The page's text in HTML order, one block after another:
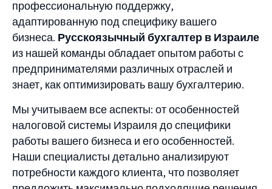
профессиональную поддержку,
адаптированную под специфику вашего
бизнеса. Русскоязычный бухгалтер в Израиле
из нашей команды обладает опытом работы с
предпринимателями различных отраслей и
знает, как оптимизировать вашу бухгалтерию.
Мы учитываем все аспекты: от особенностей
налоговой системы Израиля до специфики
работы вашего бизнеса и его особенностей.
Наши специалисты детально анализируют
потребности каждого клиента, что позволяет